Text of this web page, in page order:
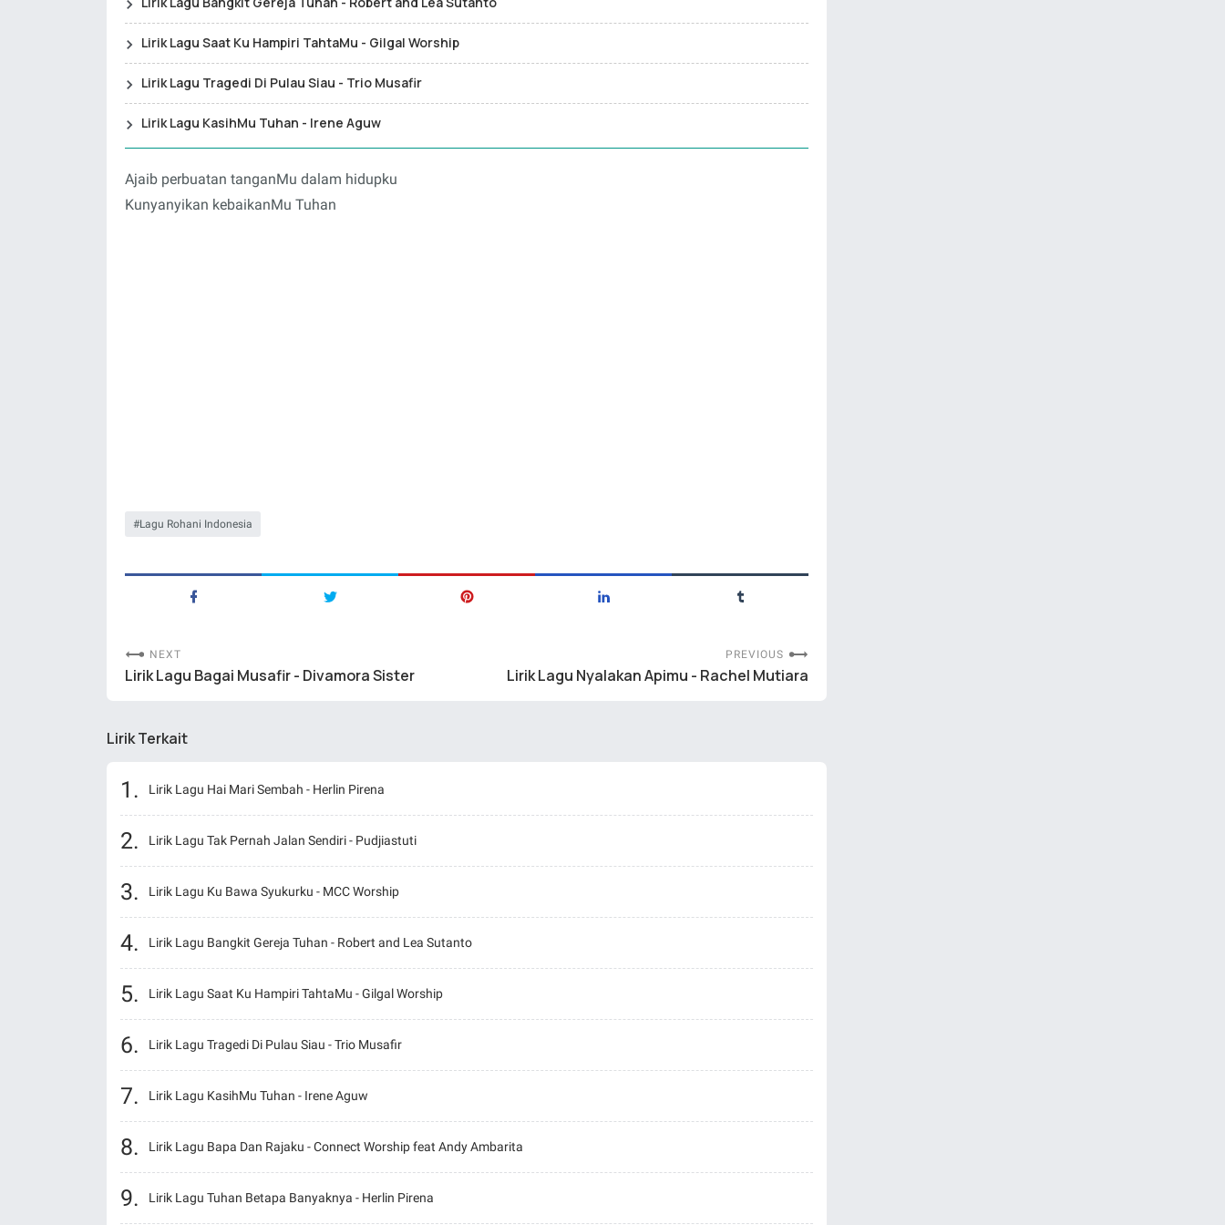
Lirik Lagu Saat Ku Hampiri TahtaMu - Gilgal Worship
Lirik Lagu Tragedi Di Pulau Siau - Trio Musafir
Lirik Lagu KasihMu Tuhan - Irene Aguw
Ajaib perbuatan tanganMu dalam hidupku
Kunyanyikan kebaikanMu Tuhan
Lagu Rohani Indonesia
NEXT
Lirik Lagu Bagai Musafir - Divamora Sister
PREVIOUS
Lirik Lagu Nyalakan Apimu - Rachel Mutiara
Lirik Terkait
Lirik Lagu Hai Mari Sembah - Herlin Pirena
Lirik Lagu Tak Pernah Jalan Sendiri - Pudjiastuti
Lirik Lagu Ku Bawa Syukurku - MCC Worship
Lirik Lagu Bangkit Gereja Tuhan - Robert and Lea Sutanto
Lirik Lagu Saat Ku Hampiri TahtaMu - Gilgal Worship
Lirik Lagu Tragedi Di Pulau Siau - Trio Musafir
Lirik Lagu KasihMu Tuhan - Irene Aguw
Lirik Lagu Bapa Dan Rajaku - Connect Worship feat Andy Ambarita
Lirik Lagu Tuhan Betapa Banyaknya - Herlin Pirena